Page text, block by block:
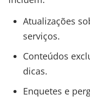
Atualizações
serviços.
Conteúdos
dicas.
Enquetes e